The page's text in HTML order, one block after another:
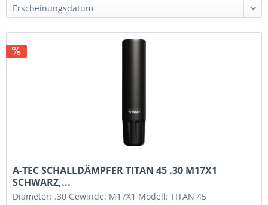
A-TEC SCHALLDÄMPFER TITAN 45 .30 M17X1
SCHWARZ,...
Diameter: .30 Gewinde: M17X1 Modell: TITAN 45